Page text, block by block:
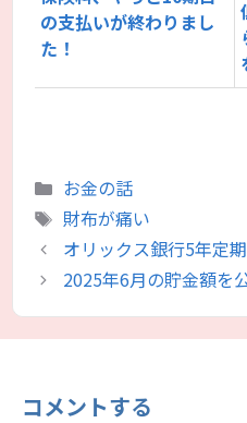
の支払いが終わりまし
た！
カ
テ
ゴ
リ
ー
お金の話
タ
グ
財布が痛い
オリックス銀行5年定
2025年6月の貯金額を
コメントする